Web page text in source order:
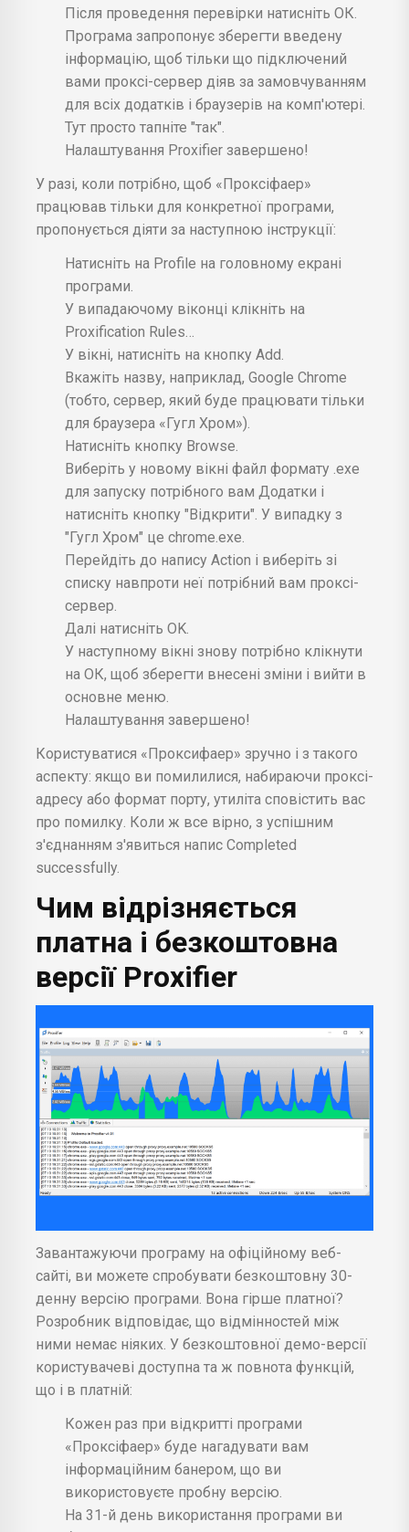
Після проведення перевірки натисніть ОК.
Програма запропонує зберегти введену
інформацію, щоб тільки що підключений
вами проксі-сервер діяв за замовчуванням
для всіх додатків і браузерів на комп'ютері.
Тут просто тапніте "так".
Налаштування Proxifier завершено!
У разі, коли потрібно, щоб «Проксіфаер»
працював тільки для конкретної програми,
пропонується діяти за наступною інструкції:
Натисніть на Profile на головному екрані
програми.
У випадаючому віконці клікніть на
Proxification Rules…
У вікні, натисніть на кнопку Add.
Вкажіть назву, наприклад, Google Chrome
(тобто, сервер, який буде працювати тільки
для браузера «Гугл Хром»).
Натисніть кнопку Browse.
Виберіть у новому вікні файл формату .exe
для запуску потрібного вам Додатки і
натисніть кнопку "Відкрити". У випадку з
"Гугл Хром" це chrome.exe.
Перейдіть до напису Action і виберіть зі
списку навпроти неї потрібний вам проксі-
сервер.
Далі натисніть OK.
У наступному вікні знову потрібно клікнути
на ОК, щоб зберегти внесені зміни і вийти в
основне меню.
Налаштування завершено!
Користуватися «Проксифаер» зручно і з такого
аспекту: якщо ви помилилися, набираючи проксі-
адресу або формат порту, утиліта сповістить вас
про помилку. Коли ж все вірно, з успішним
з'єднанням з'явиться напис Completed
successfully.
Чим відрізняється
платна і безкоштовна
версії Proxifier
Завантажуючи програму на офіційному веб-
сайті, ви можете спробувати безкоштовну 30-
денну версію програми. Вона гірше платної?
Розробник відповідає, що відмінностей між
ними немає ніяких. У безкоштовної демо-версії
користувачеві доступна та ж повнота функцій,
що і в платній:
Кожен раз при відкритті програми
«Проксіфаер» буде нагадувати вам
інформаційним банером, що ви
використовуєте пробну версію.
На 31-й день використання програми ви